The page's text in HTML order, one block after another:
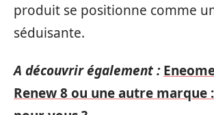
produit se positionne comme
séduisante.
A découvrir également :
Renew 8 ou une autre marque